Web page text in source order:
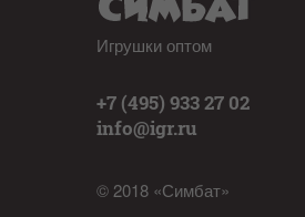
Игрушки оптом
+7 (495) 933 27 02
info@igr.ru
© 2018 «Симбат»